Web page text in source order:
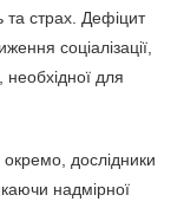
та страх. Дефіцит
соціалізації,
необхідної для
дослідники
надмірної